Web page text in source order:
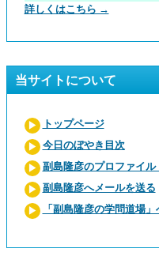
詳しくはこちら →
当サイトについて
トップページ
今日のぼやき目次
副島隆彦のプロファイル
副島隆彦へメールを送る
「副島隆彦の学問道場